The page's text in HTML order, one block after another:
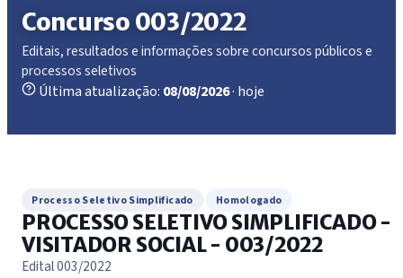
Concurso 003/2022
Editais, resultados e informações sobre concursos públicos e
processos seletivos
Última atualização: 08/08/2026· hoje
Processo Seletivo Simplificado Homologado
PROCESSO SELETIVO SIMPLIFICADO -
VISITADOR SOCIAL - 003/2022
Edital 003/2022